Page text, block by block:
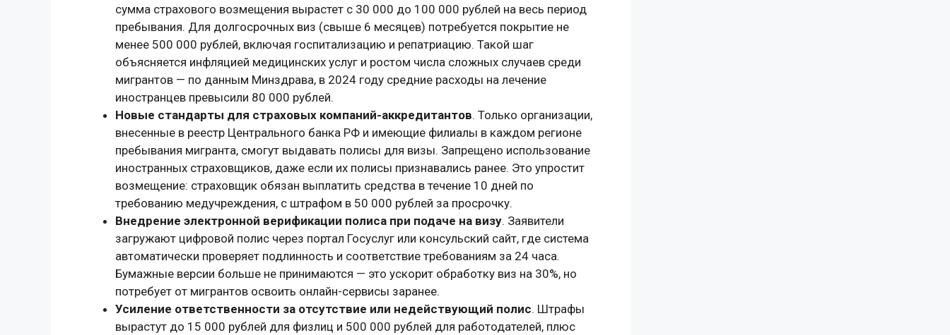
сумма страхового возмещения вырастет с 30 000 до 100 000 рублей на весь период
пребывания. Для долгосрочных виз (свыше 6 месяцев) потребуется покрытие не
менее 500 000 рублей, включая госпитализацию и репатриацию. Такой шаг
объясняется инфляцией медицинских услуг и ростом числа сложных случаев среди
мигрантов — по данным Минздрава, в 2024 году средние расходы на лечение
иностранцев превысили 80 000 рублей.
Новые стандарты для страховых компаний-аккредитантов. Только организации,
внесенные в реестр Центрального банка РФ и имеющие филиалы в каждом регионе
пребывания мигранта, смогут выдавать полисы для визы. Запрещено использование
иностранных страховщиков, даже если их полисы признавались ранее. Это упростит
возмещение: страховщик обязан выплатить средства в течение 10 дней по
требованию медучреждения, с штрафом в 50 000 рублей за просрочку.
Внедрение электронной верификации полиса при подаче на визу. Заявители
загружают цифровой полис через портал Госуслуг или консульский сайт, где система
автоматически проверяет подлинность и соответствие требованиям за 24 часа.
Бумажные версии больше не принимаются — это ускорит обработку виз на 30%, но
потребует от мигрантов освоить онлайн-сервисы заранее.
Усиление ответственности за отсутствие или недействующий полис. Штрафы
вырастут до 15 000 рублей для физлиц и 500 000 рублей для работодателей, плюс